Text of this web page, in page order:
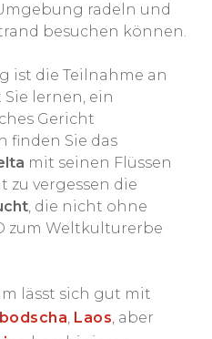
radeln und
besuchen können.
ist die Teilnahme an
Sie lernen, ein
Gericht
finden Sie das
mit seinen Flüssen
zu vergessen die
, die nicht ohne
zum Weltkulturerbe
lässt sich gut mit
, Laos, aber